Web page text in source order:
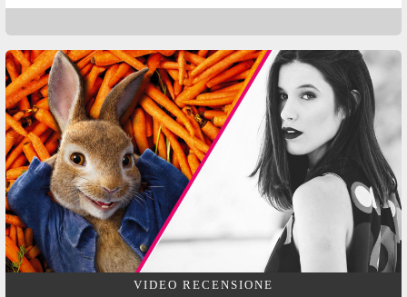
VIDEO RECENSIONE